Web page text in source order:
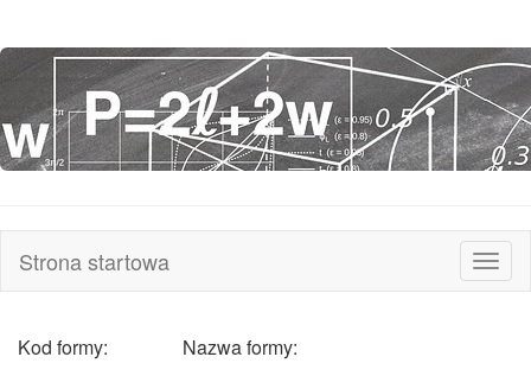
Strona startowa
Kod formy:
Nazwa formy: